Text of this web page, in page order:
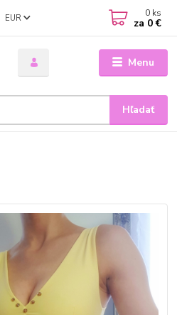
Menu
EUR
Hľadať
0 ks
za 0 €